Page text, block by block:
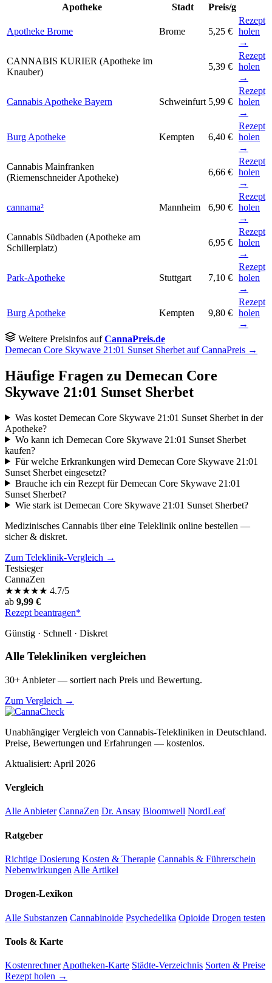
Apotheke
Stadt Preis/g
Apotheke Brome Brome 5,25 €
Rezept
holen
→
CANNABIS KURIER (Apotheke im
Knauber)
5,39 €
Rezept
holen
→
Cannabis Apotheke Bayern Schweinfurt 5,99 €
Rezept
holen
→
Burg Apotheke Kempten 6,40 €
Rezept
holen
→
Cannabis Mainfranken
(Riemenschneider Apotheke)
6,66 €
Rezept
holen
→
cannama² Mannheim 6,90 €
Rezept
holen
→
Cannabis Südbaden (Apotheke am
Schillerplatz)
6,95 €
Rezept
holen
→
Park-Apotheke Stuttgart 7,10 €
Rezept
holen
→
Burg Apotheke Kempten 9,80 €
Rezept
holen
→
Weitere Preisinfos aufCannaPreis.de
Demecan Core Skywave 21:01 Sunset Sherbet auf CannaPreis →
Häufige Fragen zu Demecan Core
Skywave 21:01 Sunset Sherbet
Was kostet Demecan Core Skywave 21:01 Sunset Sherbet in der
Apotheke?
Wo kann ich Demecan Core Skywave 21:01 Sunset Sherbet
kaufen?
Für welche Erkrankungen wird Demecan Core Skywave 21:01
Sunset Sherbet eingesetzt?
Brauche ich ein Rezept für Demecan Core Skywave 21:01
Sunset Sherbet?
Wie stark ist Demecan Core Skywave 21:01 Sunset Sherbet?
Medizinisches Cannabis über eine Teleklinik online bestellen —
sicher & diskret.
Zum Teleklinik-Vergleich →
Testsieger
CannaZen
★★★★★ 4.7/5
ab 9,99 €
Rezept beantragen*
Günstig · Schnell · Diskret
Alle Telekliniken vergleichen
30+ Anbieter — sortiert nach Preis und Bewertung.
Zum Vergleich →
Unabhängiger Vergleich von Cannabis-Telekliniken in Deutschland.
Preise, Bewertungen und Erfahrungen — kostenlos.
Aktualisiert: April 2026
Vergleich
Alle Anbieter CannaZen Dr. Ansay Bloomwell NordLeaf
Ratgeber
Richtige Dosierung Kosten & Therapie Cannabis & Führerschein
Nebenwirkungen Alle Artikel
Drogen-Lexikon
Alle Substanzen Cannabinoide Psychedelika Opioide Drogen testen
Tools & Karte
Kostenrechner Apotheken-Karte Städte-Verzeichnis Sorten & Preise
Rezept holen →